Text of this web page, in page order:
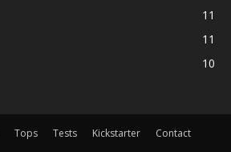
11
11
10
Tops Tests Kickstarter Contact